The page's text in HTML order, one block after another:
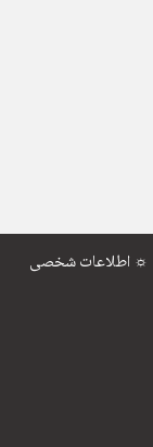
اطلاعات شخصی ☼